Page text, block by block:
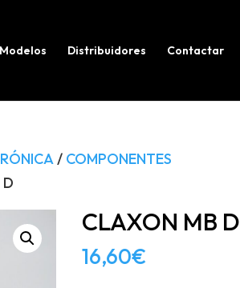
Modelos Distribuidores Contactar
productos
/ COMPONENTES
CLAXON MB D
16,60€